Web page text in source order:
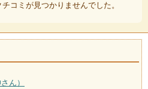
コミが見つかりませんでした。
ん）